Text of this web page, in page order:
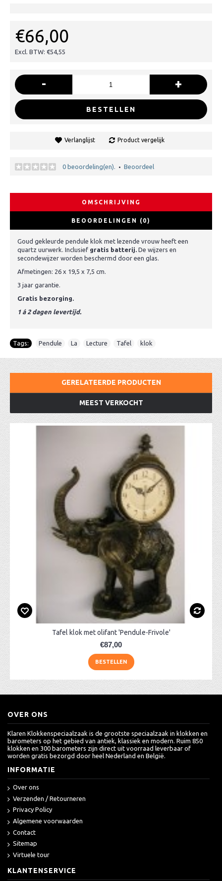
€66,00
Excl. BTW: €54,55
- +
BESTELLEN
Verlanglijst Product vergelijk
0 beoordeling(en). • Beoordeel
OMSCHRIJVING
BEOORDELINGEN (0)
Goud gekleurde pendule klok met lezende vrouw heeft een
quartz uurwerk. Inclusief gratis batterij. De wijzers en
secondewijzer worden beschermd door een glas.
Afmetingen: 26 x 19,5 x 7,5 cm.
3 jaar garantie.
Gratis bezorging.
1 á 2 dagen levertijd.
Tags: Pendule La Lecture Tafel klok
GERELATEERDE PRODUCTEN
MEEST VERKOCHT
Tafel klok met olifant 'Pendule-Frivole'
€87,00
BESTELLEN
OVER ONS
Klaren Klokkenspeciaalzaak is de grootste speciaalzaak in klokken en
barometers op het gebied van antiek, klassiek en modern. Ruim 850
klokken en 300 barometers zijn direct uit voorraad leverbaar of
worden gratis bezorgd door heel Nederland en België.
INFORMATIE
Over ons
Verzenden / Retourneren
Privacy Policy
Algemene voorwaarden
Contact
Sitemap
Virtuele tour
KLANTENSERVICE